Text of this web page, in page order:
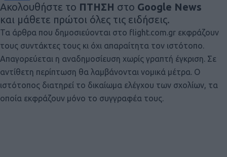
Ακολουθήστε το ΠΤΗΣΗ στο Google News
και μάθετε πρώτοι όλες τις ειδήσεις.
Τα άρθρα που δημοσιεύονται στο flight.com.gr εκφράζουν
τους συντάκτες τους κι όχι απαραίτητα τον ιστότοπο.
Απαγορεύεται η αναδημοσίευση χωρίς γραπτή έγκριση. Σε
αντίθετη περίπτωση θα λαμβάνονται νομικά μέτρα. Ο
ιστότοπος διατηρεί το δικαίωμα ελέγχου των σχολίων, τα
οποία εκφράζουν μόνο το συγγραφέα τους.